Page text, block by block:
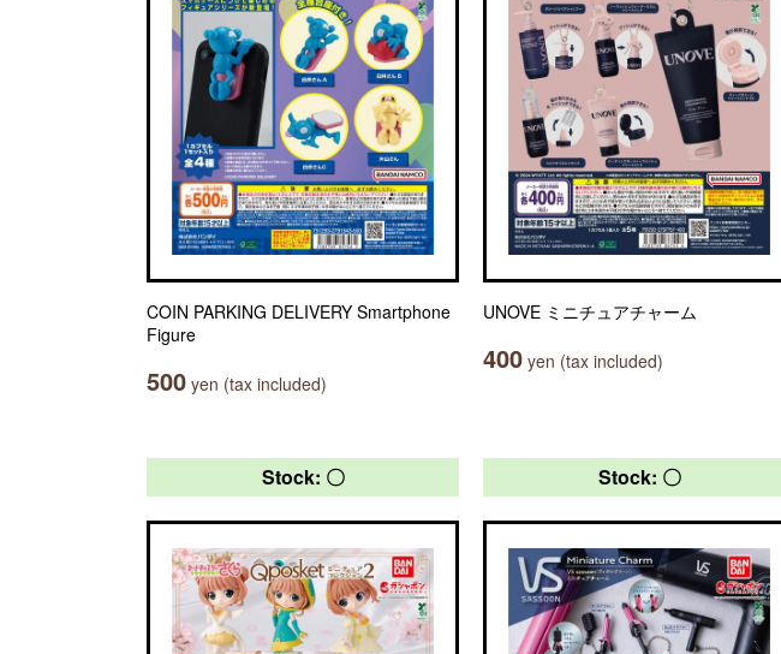
COIN PARKING DELIVERY Smartphone
Figure
500 yen (tax included)
UNOVE ミニチュアチャーム
400 yen (tax included)
Stock: 〇 Stock: 〇